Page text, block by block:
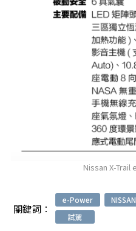
Nissan X-Trail
關鍵詞：
e-Power NISSAN
試駕